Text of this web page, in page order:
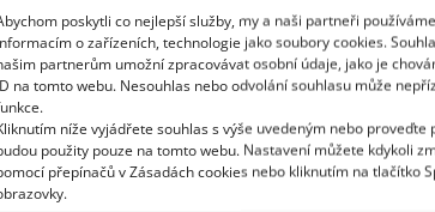
poskytli co nejlepší služby, my a naši partneři
o zařízeních, technologie jako soubory cookies.
partnerům umožní zpracovávat osobní údaje, jako je
na tomto webu. Nesouhlas nebo odvolání souhlasu může
níže vyjádřete souhlas s výše uvedeným nebo
použity pouze na tomto webu. Nastavení můžete kdykoli
přepínačů v Zásadách cookies nebo kliknutím na tlačítko